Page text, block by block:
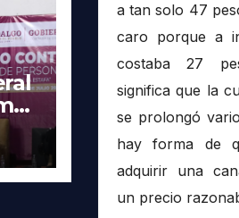
a tan solo 47
caro porque a
costaba 27
significa que la
se prolongó
hay forma de
adquirir una
un precio